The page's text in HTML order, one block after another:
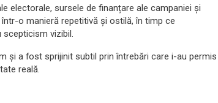
electorale, sursele de finanțare ale campaniei și
o manieră repetitivă și ostilă, în timp ce
vizibil.
și a fost sprijinit subtil prin întrebări care i-au permis
reală.